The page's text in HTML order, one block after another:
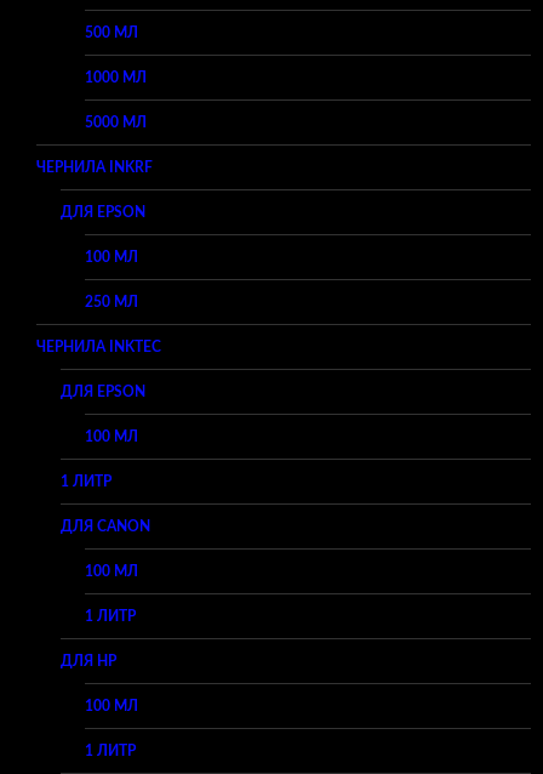
500 МЛ
1000 МЛ
5000 МЛ
ЧЕРНИЛА INKRF
ДЛЯ EPSON
100 МЛ
250 МЛ
ЧЕРНИЛА INKTEC
ДЛЯ EPSON
100 МЛ
1 ЛИТР
ДЛЯ CANON
100 МЛ
1 ЛИТР
ДЛЯ HP
100 МЛ
1 ЛИТР